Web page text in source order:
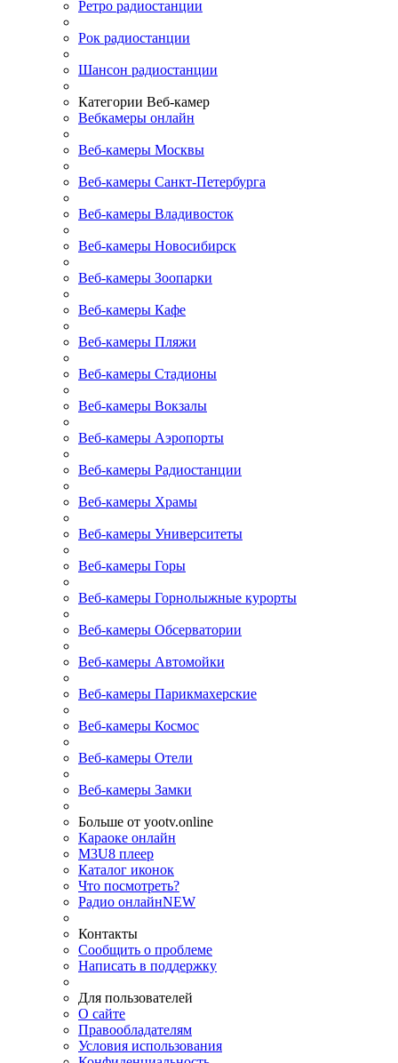
Ретро радиостанции
Рок радиостанции
Шансон радиостанции
Категории Веб-камер
Вебкамеры онлайн
Веб-камеры Москвы
Веб-камеры Санкт-Петербурга
Веб-камеры Владивосток
Веб-камеры Новосибирск
Веб-камеры Зоопарки
Веб-камеры Кафе
Веб-камеры Пляжи
Веб-камеры Стадионы
Веб-камеры Вокзалы
Веб-камеры Аэропорты
Веб-камеры Радиостанции
Веб-камеры Храмы
Веб-камеры Университеты
Веб-камеры Горы
Веб-камеры Горнолыжные курорты
Веб-камеры Обсерватории
Веб-камеры Автомойки
Веб-камеры Парикмахерские
Веб-камеры Космос
Веб-камеры Отели
Веб-камеры Замки
Больше от yootv.online
Караоке онлайн
M3U8 плеер
Каталог иконок
Что посмотреть?
Радио онлайнNEW
Контакты
Сообщить о проблеме
Написать в поддержку
Для пользователей
О сайте
Правообладателям
Условия использования